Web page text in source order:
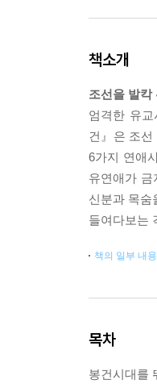
책소개
조선을 발칵
엄격한 유
건』은 조선
6가지 연애
유연애가
신분과 목숨
들여다보는
책의 일부 내
목차
봉건시대를